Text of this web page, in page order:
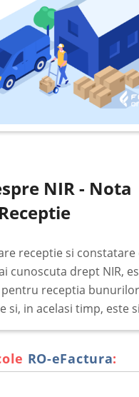
NIR - Nota
receptie si constatare
cunoscuta drept NIR,
receptia bunurilor
si, in acelasi timp, este
pentru
catre comisia de
RO-eFactura: